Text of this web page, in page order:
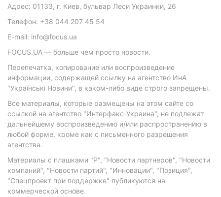
Адрес: 01133, г. Киев, бульвар Леси Украинки, 26
Телефон: +38 044 207 45 54
E-mail: info@focus.ua
FOCUS.UA — больше чем просто новости.
Перепечатка, копирование или воспроизведение
информации, содержащей ссылку на агентство ИнА
"Українські Новини", в каком-либо виде строго запрещены.
Все материалы, которые размещены на этом сайте со
ссылкой на агентство "Интерфакс-Украина", не подлежат
дальнейшему воспроизведению и/или распространению в
любой форме, кроме как с письменного разрешения
агентства.
Материалы с плашками "Р", "Новости партнеров", "Новости
компаний", "Новости партий", "Инновации", "Позиция",
"Спецпроект при поддержке" публикуются на
коммерческой основе.